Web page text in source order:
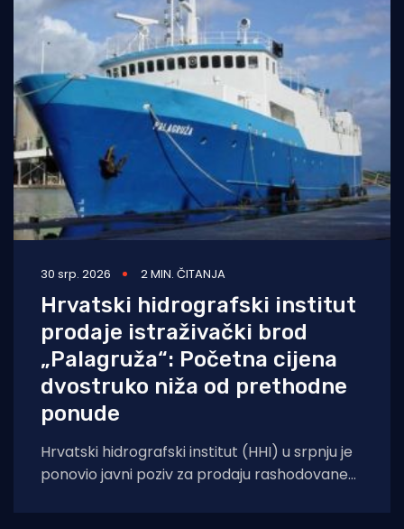
30 srp. 2026 2 MIN. ČITANJA
Hrvatski hidrografski institut
prodaje istraživački brod
„Palagruža“: Početna cijena
dvostruko niža od prethodne
ponude
Hrvatski hidrografski institut (HHI) u srpnju je
ponovio javni poziv za prodaju rashodovane